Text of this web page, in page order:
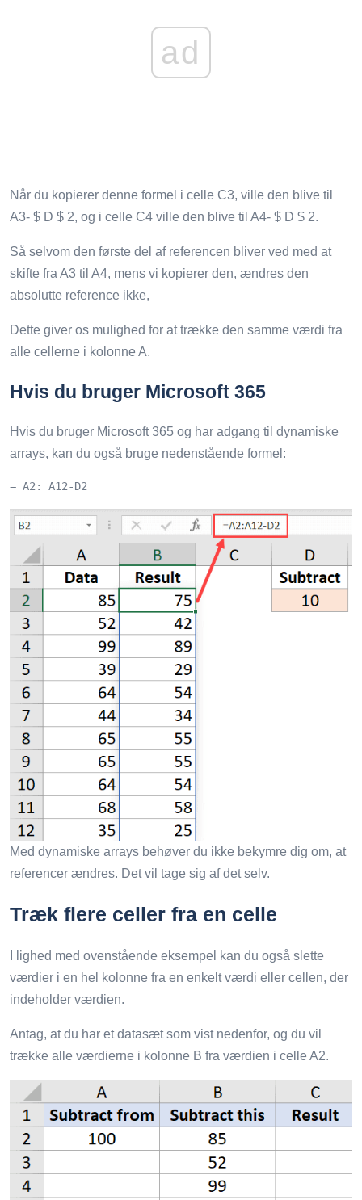
ad
Når du kopierer denne formel i celle C3, ville den blive til
A3- $ D $ 2, og i celle C4 ville den blive til A4- $ D $ 2.
Så selvom den første del af referencen bliver ved med at
skifte fra A3 til A4, mens vi kopierer den, ændres den
absolutte reference ikke,
Dette giver os mulighed for at trække den samme værdi fra
alle cellerne i kolonne A.
Hvis du bruger Microsoft 365
Hvis du bruger Microsoft 365 og har adgang til dynamiske
arrays, kan du også bruge nedenstående formel:
= A2: A12-D2
Med dynamiske arrays behøver du ikke bekymre dig om, at
referencer ændres. Det vil tage sig af det selv.
Træk flere celler fra en celle
I lighed med ovenstående eksempel kan du også slette
værdier i en hel kolonne fra en enkelt værdi eller cellen, der
indeholder værdien.
Antag, at du har et datasæt som vist nedenfor, og du vil
trække alle værdierne i kolonne B fra værdien i celle A2.